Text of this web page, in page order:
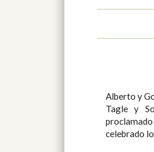
Alberto y
Tagle y
celebrado